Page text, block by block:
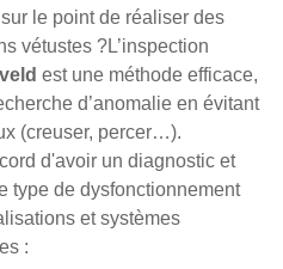
le point de réaliser des
vétustes ?L’inspection
est une méthode efficace,
d’anomalie en évitant
(creuser, percer…).
d'avoir un diagnostic et
type de dysfonctionnement
et systèmes
: